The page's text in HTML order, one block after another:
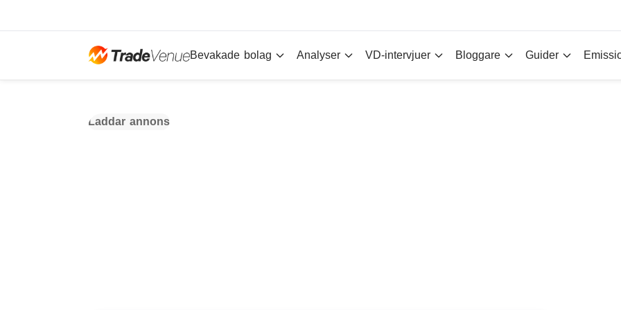
Bevakade bolag Analyser VD-intervjuer Bloggare Guider
Laddar annons